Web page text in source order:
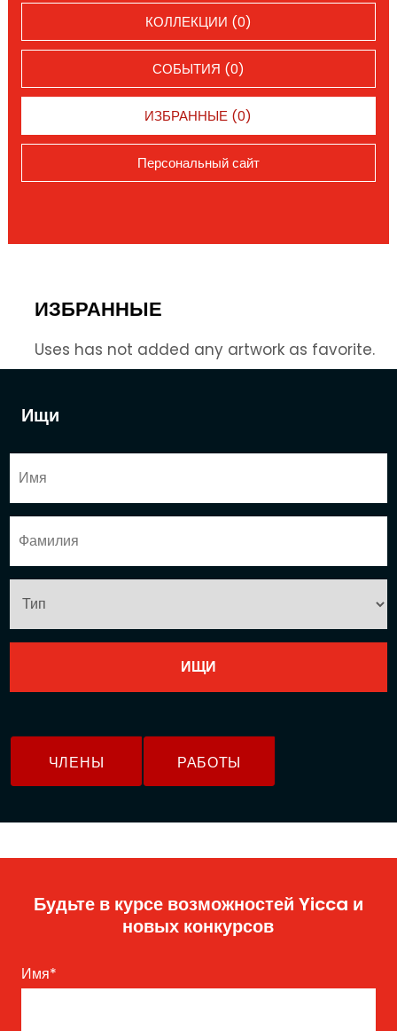
Ищи
ЧЛЕНЫ РАБОТЫ
КОЛЛЕКЦИИ (0)
СОБЫТИЯ (0)
ИЗБРАННЫЕ (0)
Персональный сайт
ИЗБРАННЫЕ
Uses has not added any artwork as favorite.
Будьте в курсе возможностей Yicca и
новых конкурсов
Имя*